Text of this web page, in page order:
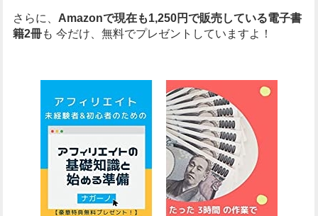
さらに、 Amazonで現在も1,250円で販売している電子書
籍2冊も 今だけ、無料でプレゼントしていますよ！